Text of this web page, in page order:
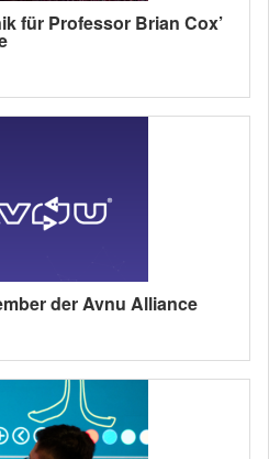
für Professor Brian Cox’
der Avnu Alliance